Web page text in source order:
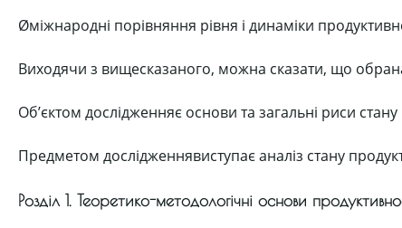
Øміжнародні порівняння рівня і динаміки
Виходячи з вищесказаного, можна сказати, що
Об’єктом дослідженняє основи та загальні риси стану
Предметом дослідженнявиступає аналіз стану
Розділ 1. Теоретико-методологічні основи